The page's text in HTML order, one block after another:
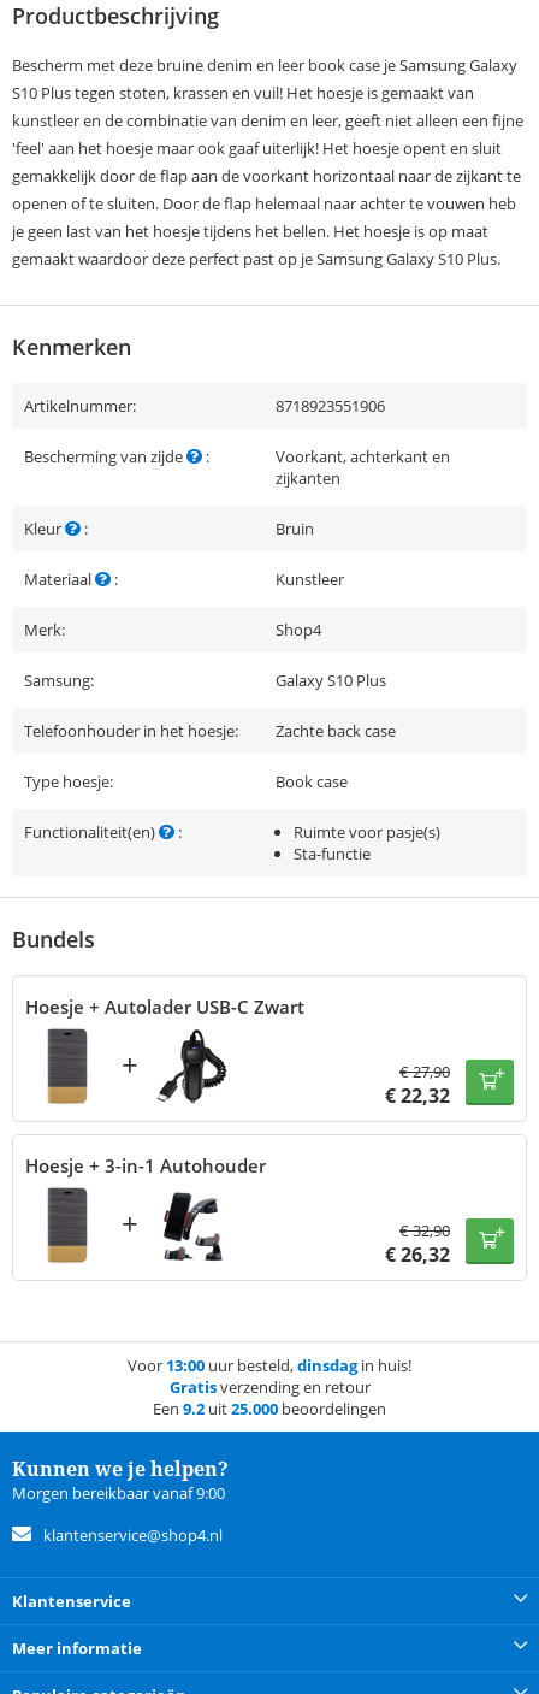
Productbeschrijving
Bescherm met deze bruine denim en leer book case je Samsung Galaxy
S10 Plus tegen stoten, krassen en vuil! Het hoesje is gemaakt van
kunstleer en de combinatie van denim en leer, geeft niet alleen een fijne
'feel' aan het hoesje maar ook gaaf uiterlijk! Het hoesje opent en sluit
gemakkelijk door de flap aan de voorkant horizontaal naar de zijkant te
openen of te sluiten. Door de flap helemaal naar achter te vouwen heb
je geen last van het hoesje tijdens het bellen. Het hoesje is op maat
gemaakt waardoor deze perfect past op je Samsung Galaxy S10 Plus.
Kenmerken
Artikelnummer: 8718923551906
Bescherming van zijde :
Voorkant, achterkant en
zijkanten
Kleur : Bruin
Materiaal : Kunstleer
Merk: Shop4
Samsung: Galaxy S10 Plus
Telefoonhouder in het hoesje: Zachte back case
Type hoesje: Book case
Functionaliteit(en) :
Ruimte voor pasje(s)
Sta-functie
Bundels
Hoesje + Autolader USB-C Zwart
+ €27,90
€22,32
Hoesje + 3-in-1 Autohouder
+ €32,90
€26,32
Voor 13:00 uur besteld,dinsdagin huis!
Gratisverzending en retour
Een 9.2 uit25.000 beoordelingen
Kunnen we je helpen?
Morgen bereikbaar vanaf 9:00
klantenservice@shop4.nl
Klantenservice
Meer informatie